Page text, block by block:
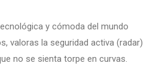
y cómoda del mundo
valoras la seguridad activa (radar)
no se sienta torpe en curvas.